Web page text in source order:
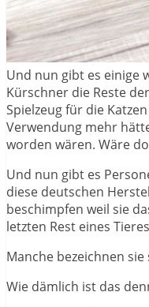
Und nun gibt es einige
Kürschner die Reste
Spielzeug für die
Verwendung mehr
worden wären. Wäre
Und nun gibt es
diese deutschen
beschimpfen weil sie
letzten Rest eines
Manche bezeichnen
Wie dämlich ist das